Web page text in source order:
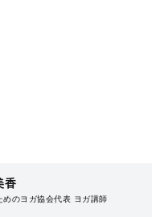
香
めのヨガ協会代表 ヨガ講師